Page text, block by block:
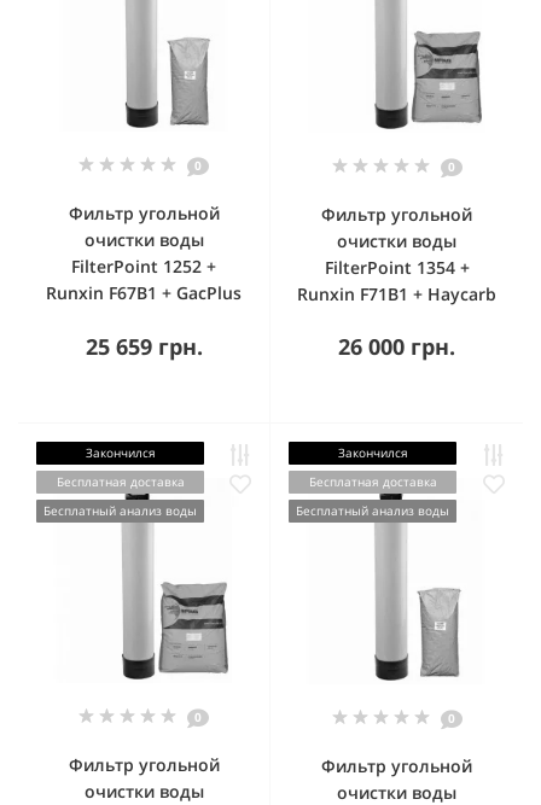
0
Фильтр угольной
очистки воды
FilterPoint 1252 +
Runxin F67B1 + GacPlus
25 659 грн.
0
Фильтр угольной
очистки воды
FilterPoint 1354 +
Runxin F71B1 + Haycarb
26 000 грн.
Закончился
Бесплатная доставка
Бесплатный анализ воды
0
Фильтр угольной
очистки воды
Закончился
Бесплатная доставка
Бесплатный анализ воды
0
Фильтр угольной
очистки воды